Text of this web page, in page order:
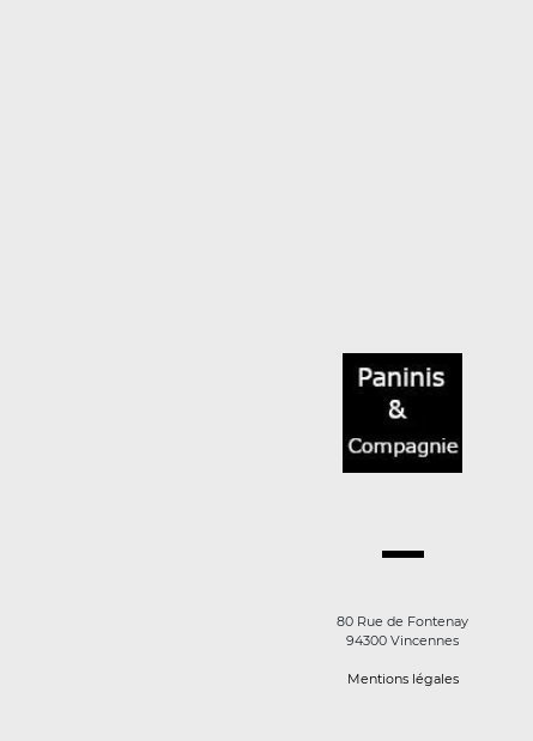
80 Rue de Fontenay
94300 Vincennes
Mentions légales